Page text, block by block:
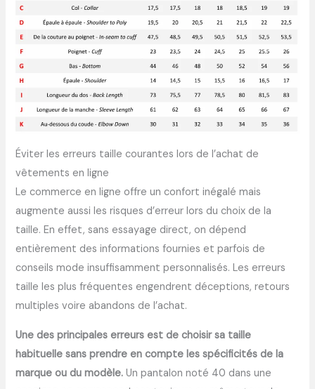
Éviter les erreurs taille courantes lors de l’achat de
vêtements en ligne
Le commerce en ligne offre un confort inégalé mais
augmente aussi les risques d’erreur lors du choix de la
taille. En effet, sans essayage direct, on dépend
entièrement des informations fournies et parfois de
conseils mode insuffisamment personnalisés. Les erreurs
taille les plus fréquentes engendrent déceptions, retours
multiples voire abandons de l’achat.
Une des principales erreurs est de choisir sa taille
habituelle sans prendre en compte les spécificités de la
marque ou du modèle. Un pantalon noté 40 dans une